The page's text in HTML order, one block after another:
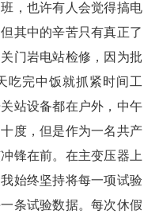
，也许有人会觉得搞电
其中的辛苦只有真正了
门岩电站检修，因为批
吃完中饭就抓紧时间工
站设备都在户外，中午
度，但是作为一名共产
锋在前。在主变压器上
始终坚持将每一项试验
条试验数据。每次休假